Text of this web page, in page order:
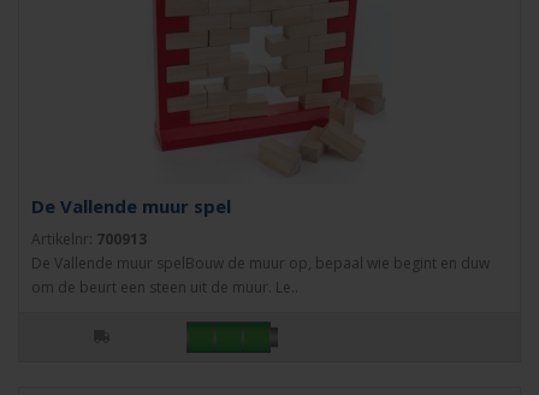
De Vallende muur spel
Artikelnr: 700913
De Vallende muur spelBouw de muur op, bepaal wie begint en duw
om de beurt een steen uit de muur. Le..